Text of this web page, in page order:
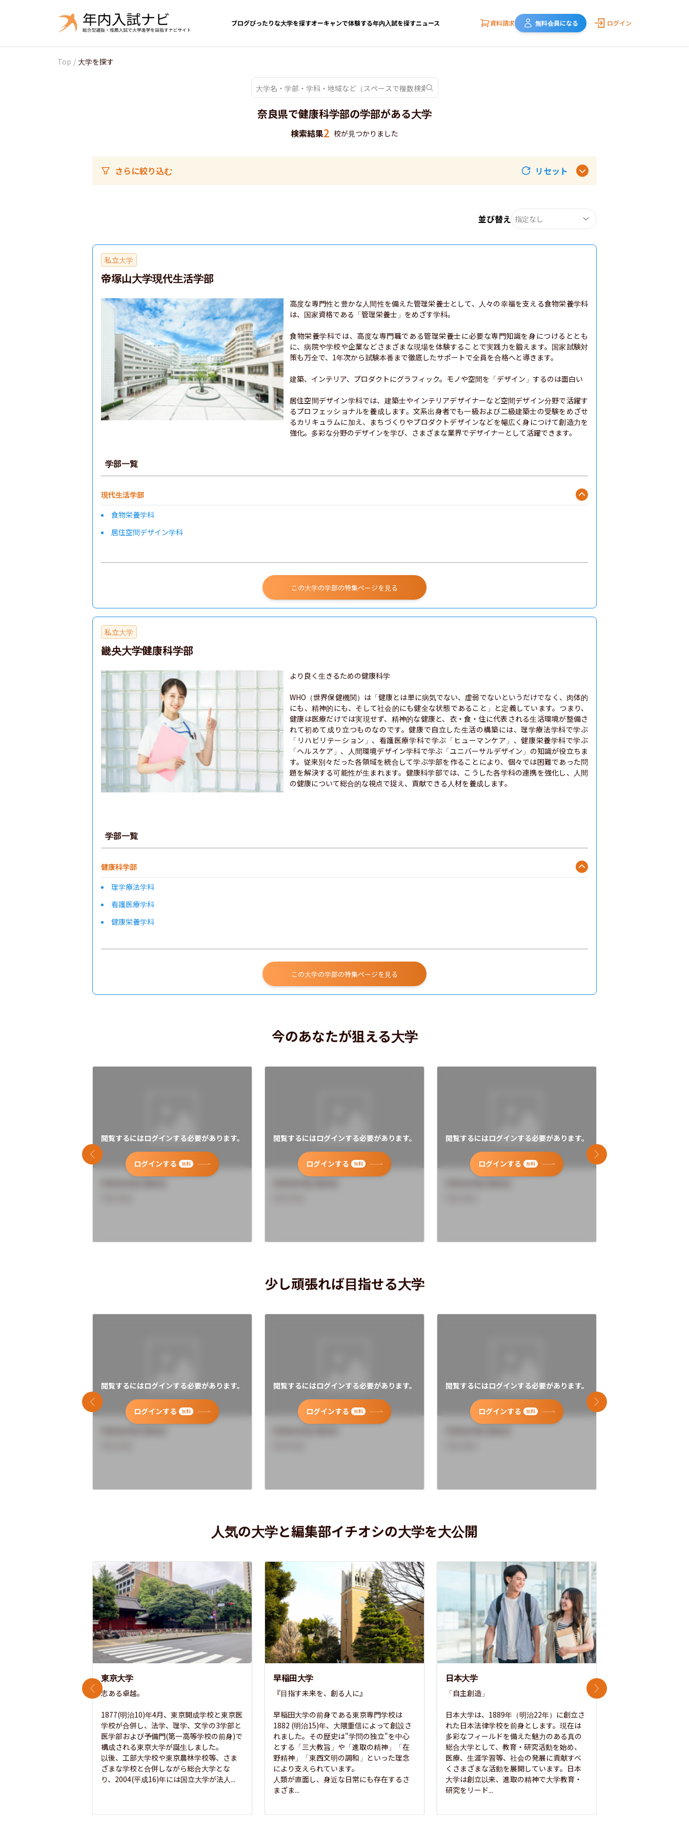
ブログぴったりな大学を探すオーキャンで体験する年内入試を探すニュース 資料請求 無料会員になる ログイン
Top / 大学を探す
奈良県で健康科学部の学部がある大学
検索結果2 校が見つかりました
さらに絞り込む リセット
並び替え 指定なし
私立大学
帝塚山大学現代生活学部
高度な専門性と豊かな人間性を備えた管理栄養士として、人々の幸福を支える食物栄養学科
は、国家資格である「管理栄養士」をめざす学科。
食物栄養学科では、高度な専門職である管理栄養士に必要な専門知識を身につけるととも
に、病院や学校や企業などさまざまな現場を体験することで実践力を鍛えます。国家試験対
策も万全で、1年次から試験本番まで徹底したサポートで全員を合格へと導きます。
建築、インテリア、プロダクトにグラフィック。モノや空間を「デザイン」するのは面白い
居住空間デザイン学科では、建築士やインテリアデザイナーなど空間デザイン分野で活躍す
るプロフェッショナルを養成します。文系出身者でも一級および二級建築士の受験をめざせ
るカリキュラムに加え、まちづくりやプロダクトデザインなどを幅広く身につけて創造力を
強化。多彩な分野のデザインを学び、さまざまな業界でデザイナーとして活躍できます。
学部一覧
現代生活学部
食物栄養学科
居住空間デザイン学科
この大学の学部の特集ページを見る
私立大学
畿央大学健康科学部
より良く生きるための健康科学
WHO（世界保健機関）は「健康とは単に病気でない、虚弱でないというだけでなく、肉体的
にも、精神的にも、そして社会的にも健全な状態であること」と定義しています。つまり、
健康は医療だけでは実現せず、精神的な健康と、衣・食・住に代表される生活環境が整備さ
れて初めて成り立つものなのです。健康で自立した生活の構築には、理学療法学科で学ぶ
「リハビリテーション」、看護医療学科で学ぶ「ヒューマンケア」、健康栄養学科で学ぶ
「ヘルスケア」、人間環境デザイン学科で学ぶ「ユニバーサルデザイン」の知識が役立ちま
す。従来別々だった各領域を統合して学ぶ学部を作ることにより、個々では困難であった問
題を解決する可能性が生まれます。健康科学部では、こうした各学科の連携を強化し、人間
の健康について総合的な視点で捉え、貢献できる人材を養成します。
学部一覧
健康科学部
理学療法学科
看護医療学科
健康栄養学科
この大学の学部の特集ページを見る
今のあなたが狙える大学
閲覧するにはログインする必要があります。
ログインする 無料
閲覧するにはログインする必要があります。
ログインする 無料
閲覧するにはログインする必要があります。
ログインする 無料
前のスライド 次のスライド
少し頑張れば目指せる大学
閲覧するにはログインする必要があります。
ログインする 無料
閲覧するにはログインする必要があります。
ログインする 無料
閲覧するにはログインする必要があります。
ログインする 無料
前のスライド 次のスライド
人気の大学と編集部イチオシの大学を大公開
東京大学
志ある卓越。
1877(明治10)年4月、東京開成学校と東京医
学校が合併し、法学、理学、文学の3学部と
医学部および予備門(第一高等学校の前身)で
構成される東京大学が誕生しました。
以後、工部大学校や東京農林学校等、さま
ざまな学校と合併しながら総合大学とな
り、2004(平成16)年には国立大学が法人...
早稲田大学
『目指す未来を、創る人に』
早稲田大学の前身である東京専門学校は
1882 (明治15)年、大隈重信によって創設さ
れました。その歴史は"学問の独立"を中心
とする「三大教旨」や「進取の精神」「在
野精神」「東西文明の調和」といった理念
により支えられています。
人類が直面し、身近な日常にも存在するさ
まざま...
日本大学
「自主創造」
日本大学は、1889年（明治22年）に創立さ
れた日本法律学校を前身とします。現在は
多彩なフィールドを備えた魅力のある真の
総合大学として、教育・研究活動を始め、
医療、生涯学習等、社会の発展に貢献すべ
くさまざまな活動を展開しています。日本
大学は創立以来、進取の精神で大学教育・
研究をリード...
前のスライド 次のスライド